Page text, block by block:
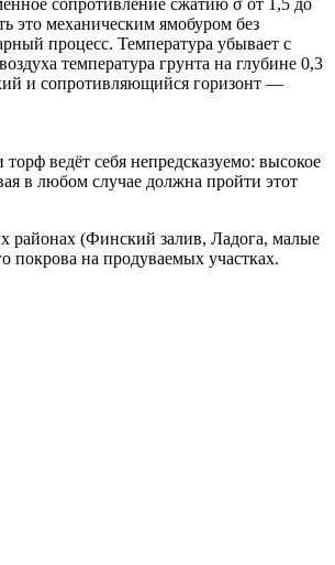
сопротивление сжатию σ от 1,5 до
это механическим ямобуром без
процесс. Температура убывает с
температура грунта на глубине 0,3
и сопротивляющийся горизонт —
ведёт себя непредсказуемо: высокое
в любом случае должна пройти этот
районах (Финский залив, Ладога, малые
покрова на продуваемых участках.